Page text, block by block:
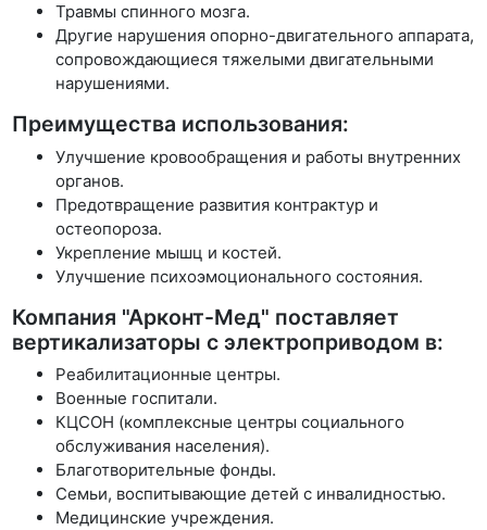
Травмы спинного мозга.
Другие нарушения опорно-двигательного аппарата,
сопровождающиеся тяжелыми двигательными
нарушениями.
Преимущества использования:
Улучшение кровообращения и работы внутренних
органов.
Предотвращение развития контрактур и
остеопороза.
Укрепление мышц и костей.
Улучшение психоэмоционального состояния.
Компания "Арконт-Мед" поставляет
вертикализаторы с электроприводом в:
Реабилитационные центры.
Военные госпитали.
КЦСОН (комплексные центры социального
обслуживания населения).
Благотворительные фонды.
Семьи, воспитывающие детей с инвалидностью.
Медицинские учреждения.